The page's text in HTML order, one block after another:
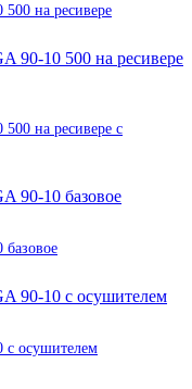
на ресивере
на ресивере с
с осушителем